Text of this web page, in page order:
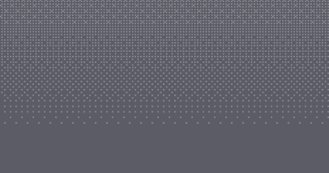
경고등 모아보기
두두 이야기